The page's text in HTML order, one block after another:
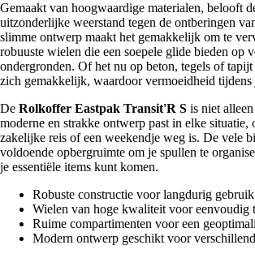
Gemaakt van hoogwaardige materialen, belooft
uitzonderlijke weerstand tegen de ontberingen
slimme ontwerp maakt het gemakkelijk om te
robuuste wielen die een soepele glide bieden op
ondergronden. Of het nu op beton, tegels of tapijt
zich gemakkelijk, waardoor vermoeidheid tijdens
De Rolkoffer Eastpak Transit'R S is niet
moderne en strakke ontwerp past in elke situatie,
zakelijke reis of een weekendje weg is. De vele
voldoende opbergruimte om je spullen te
je essentiële items kunt komen.
Robuste constructie voor langdurig
Wielen van hoge kwaliteit voor eenvoudig
Ruime compartimenten voor een
Modern ontwerp geschikt voor